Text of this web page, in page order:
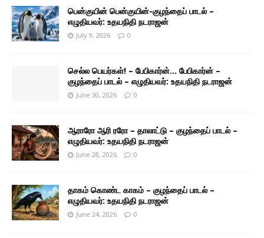
பென்குயின் பென்குயின்-குழந்தைப் பாடல் –
எழுதியவர்: உதயநிதி நடராஜன்
July 9, 2026 0
செல்ல பெயர்கள்! – பேபிகார்ன்… பேபிகார்ன் –
குழந்தைப் பாடல் – எழுதியவர்: உதயநிதி நடராஜன்
June 30, 2026 0
ஆராரோ ஆரி ரரோ – தாலாட்டு – குழந்தைப் பாடல் –
எழுதியவர்: உதயநிதி நடராஜன்
June 28, 2026 0
தாகம் கொண்ட காகம் – குழந்தைப் பாடல் –
எழுதியவர்: உதயநிதி நடராஜன்
June 24, 2026 0